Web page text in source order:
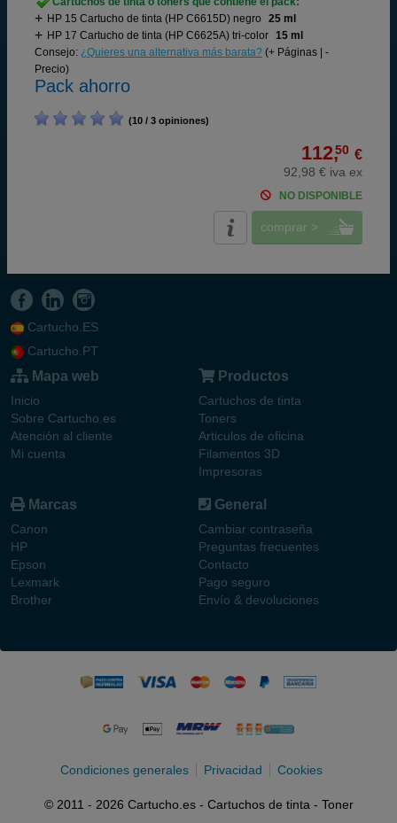
HP 15 Cartucho de tinta (HP C6615D) negro
25 ml
HP 17 Cartucho de tinta (HP C6625A) tri-color 15 ml
Consejo: ¿Quieres una alternativa más barata? (+ Páginas | -
Precio)
Pack ahorro
(10 / 3 opiniones)
112,50 €
92,98 € iva ex
NO DISPONIBLE
comprar >
Cartucho.ES
Cartucho.PT
Mapa web
Inicio
Sobre Cartucho.es
Atención al cliente
Mi cuenta
Productos
Cartuchos de tinta
Toners
Articulos de oficina
Filamentos 3D
Impresoras
Marcas
Canon
HP
Epson
Lexmark
Brother
General
Cambiar contraseña
Preguntas frecuentes
Contacto
Pago seguro
Envío & devoluciones
Condiciones generales Privacidad Cookies
© 2011 - 2026 Cartucho.es - Cartuchos de tinta - Toner